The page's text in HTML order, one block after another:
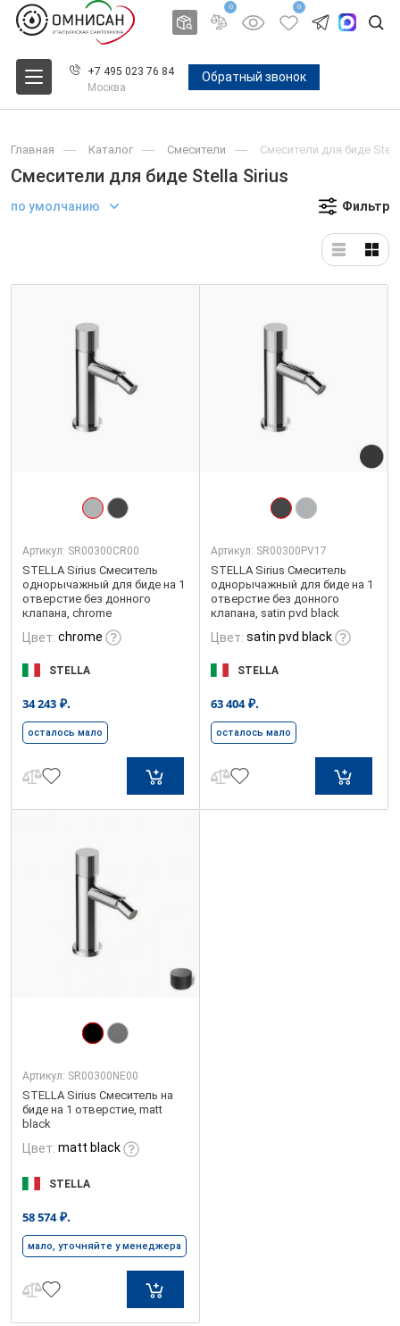
0 0
+7 495 023 76 84
Москва
Обратный звонок
Главная Каталог Смесители Смесители для биде
Смесители для биде Stella Sirius
по умолчанию Фильтр
Артикул: SR00300CR00
STELLA Sirius Смеситель
однорычажный для биде на 1
отверстие без донного
клапана, chrome
Цвет: chrome
STELLA
34 243 ₽.
осталось мало
Артикул: SR00300PV17
STELLA Sirius Смеситель
однорычажный для биде на 1
отверстие без донного
клапана, satin pvd black
Цвет: satin pvd black
STELLA
63 404₽.
осталось мало
Артикул: SR00300NE00
STELLA Sirius Смеситель на
биде на 1 отверстие, matt
black
Цвет: matt black
STELLA
58 574₽.
мало, уточняйте у менеджера